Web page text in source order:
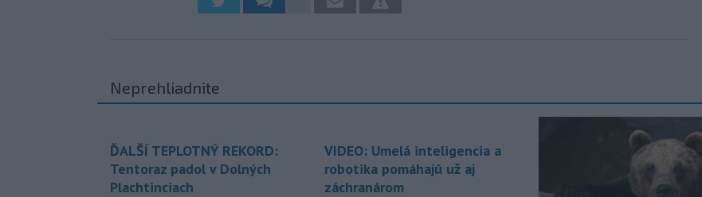
Neprehliadnite
ĎALŠÍ TEPLOTNÝ REKORD:
Tentoraz padol v Dolných
Plachtinciach
VIDEO: Umelá inteligencia a
robotika pomáhajú už aj
záchranárom